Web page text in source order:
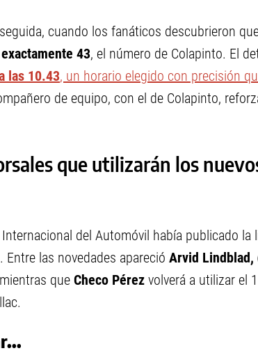
cuando los fanáticos descubrieron
43, el número de Colapinto. El
las 10.43, un horario elegido con precisión
de equipo, con el de Colapinto,
que utilizarán los
del Automóvil había publicado
Entre las novedades apareció Arvid Lindblad,
que Checo Pérez volverá a utilizar el